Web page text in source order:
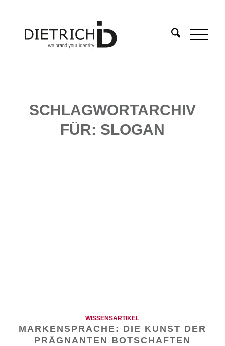
SCHLAGWORTARCHIV
FÜR: SLOGAN
WISSENSARTIKEL
MARKENSPRACHE: DIE KUNST DER
PRÄGNANTEN BOTSCHAFTEN